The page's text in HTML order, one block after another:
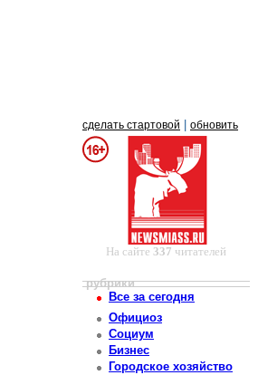
сделать стартовой обновить
На сайте 337 читателей
рубрики
Все за сегодня
Официоз
Социум
Бизнес
Городское хозяйство